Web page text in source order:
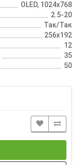
OLED, 1024х768
2.5-20
Так/Так
256х192
12
35
50